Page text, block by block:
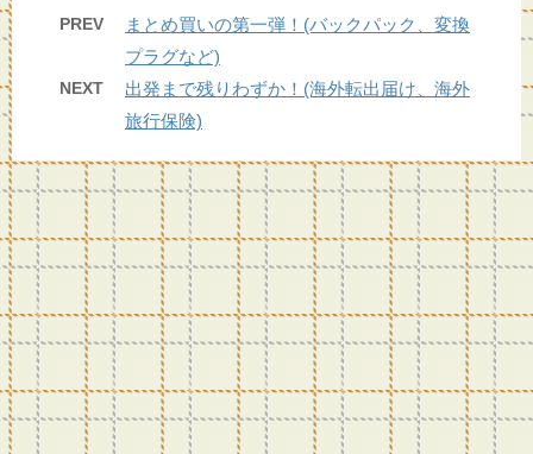
PREV
まとめ買いの第一弾！(バックパック、変換
プラグなど)
NEXT
出発まで残りわずか！(海外転出届け、海外
旅行保険)